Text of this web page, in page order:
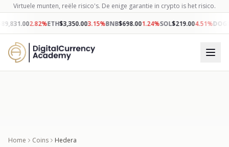
Virtuele munten, reële risico's. De enige garantie in crypto is het risico.
89,831.002.82%ETH$3,350.003.15%BNB$698.001.24%SOL$219.004.51%
Home Coins Hedera